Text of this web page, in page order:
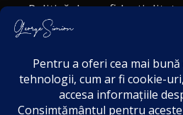
Politică de confidențialitate
Politica cookies
Acordul de markting
Disclaimer